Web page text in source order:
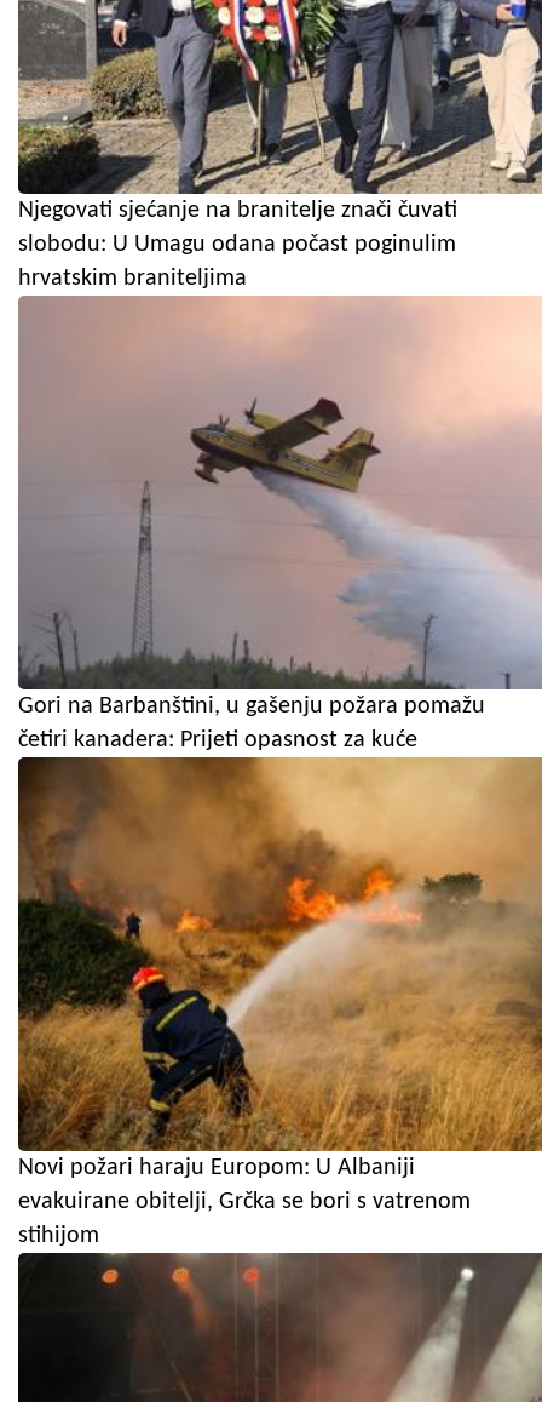
Njegovati sjećanje na branitelje znači čuvati
slobodu: U Umagu odana počast poginulim
hrvatskim braniteljima
Gori na Barbanštini, u gašenju požara pomažu
četiri kanadera: Prijeti opasnost za kuće
Novi požari haraju Europom: U Albaniji
evakuirane obitelji, Grčka se bori s vatrenom
stihijom